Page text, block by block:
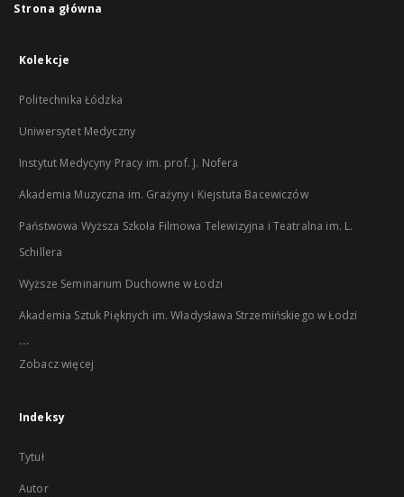
Strona główna
Kolekcje
Politechnika Łódzka
Uniwersytet Medyczny
Instytut Medycyny Pracy im. prof. J. Nofera
Akademia Muzyczna im. Grażyny i Kiejstuta Bacewiczów
Państwowa Wyższa Szkoła Filmowa Telewizyjna i Teatralna im. L.
Schillera
Wyższe Seminarium Duchowne w Łodzi
Akademia Sztuk Pięknych im. Władysława Strzemińskiego w Łodzi
...
Zobacz więcej
Indeksy
Tytuł
Autor